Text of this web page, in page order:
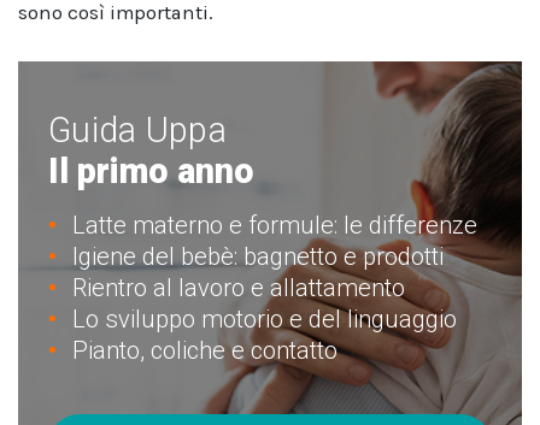
sono così importanti.
Guida Uppa
Il primo anno
Latte materno e formule: le differenze
Igiene del bebè: bagnetto e prodotti
Rientro al lavoro e allattamento
Lo sviluppo motorio e del linguaggio
Pianto, coliche e contatto